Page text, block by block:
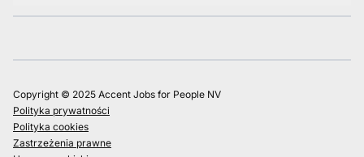
Copyright © 2025 Accent Jobs for People NV
Polityka prywatności
Polityka cookies
Zastrzeżenia prawne